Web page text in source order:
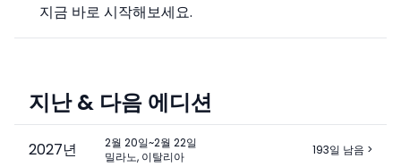
지금 바로 시작해보세요.
지난 & 다음 에디션
2027년
2월 20일~2월 22일
밀라노, 이탈리아
193일 남음 >